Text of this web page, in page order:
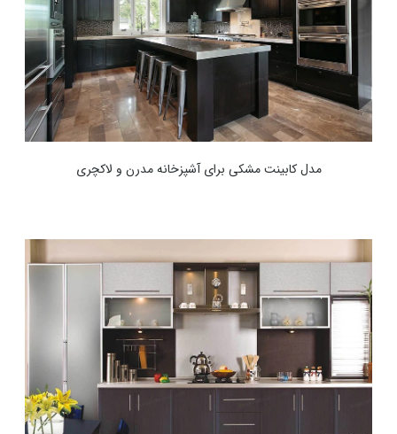
مدل کابینت مشکی برای آشپزخانه مدرن و لاکچری